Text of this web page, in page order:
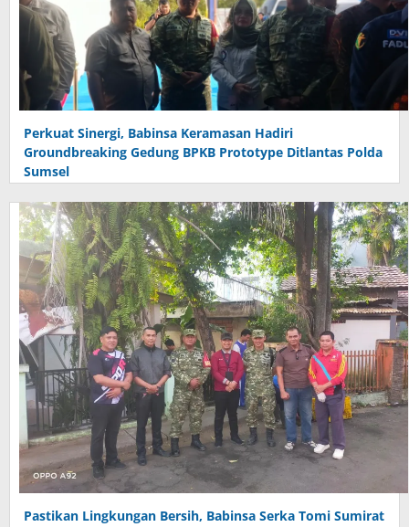
Perkuat Sinergi, Babinsa Keramasan Hadiri
Groundbreaking Gedung BPKB Prototype Ditlantas Polda
Sumsel
Pastikan Lingkungan Bersih, Babinsa Serka Tomi Sumirat